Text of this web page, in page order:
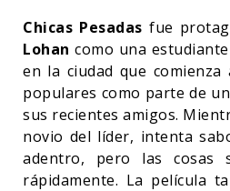
Chicas Pesadas fue
Lohancomo una
en la ciudad que comienza
populares como parte de
sus recientes amigos.
novio del líder, intenta
adentro, pero las cosas
rápidamente. La película